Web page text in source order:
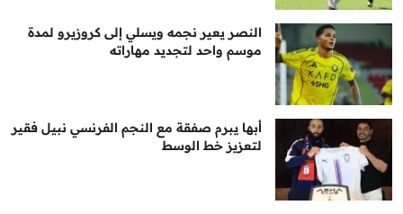
النصر يعير نجمه ويسلي إلى كروزيرو لمدة
موسم واحد لتجديد مهاراته
أبها يبرم صفقة مع النجم الفرنسي نبيل فقير
لتعزيز خط الوسط